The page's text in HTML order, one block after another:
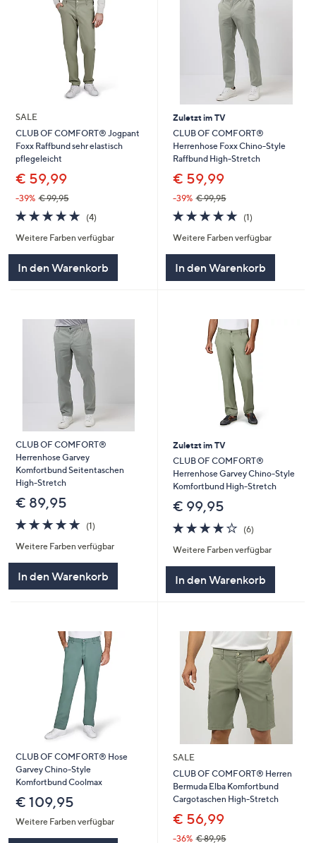
SALE
CLUB OF COMFORT® Jogpant
Foxx Raffbund sehr elastisch
pflegeleicht
€ 59,99
-39% € 99,95
5.0
von
5
(4)4
Weitere Farben verfügbar
In den Warenkorb
Zuletzt im TV
CLUB OF COMFORT®
Herrenhose Foxx Chino-Style
Raffbund High-Stretch
€ 59,99
-39% € 99,95
5.0
von
5
(1)1
Weitere Farben verfügbar
In den Warenkorb
CLUB OF COMFORT®
Herrenhose Garvey
Komfortbund Seitentaschen
High-Stretch
€ 89,95
5.0
von
5
(1)1
Weitere Farben verfügbar
In den Warenkorb
Zuletzt im TV
CLUB OF COMFORT®
Herrenhose Garvey Chino-Style
Komfortbund High-Stretch
€ 99,95
3.7
von
5
(6)6
Weitere Farben verfügbar
In den Warenkorb
CLUB OF COMFORT® Hose
Garvey Chino-Style
Komfortbund Coolmax
€ 109,95
Weitere Farben verfügbar
SALE
CLUB OF COMFORT® Herren
Bermuda Elba Komfortbund
Cargotaschen High-Stretch
€ 56,99
-36% € 89,95